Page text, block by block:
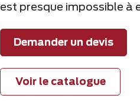
est presque impossible à
Demander un devis
Voir le catalogue